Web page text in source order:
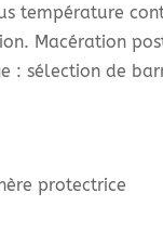
température
Macération
: sélection de
protectrice